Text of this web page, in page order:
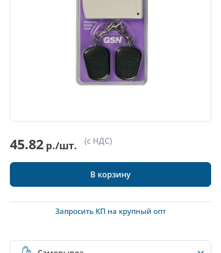
45.82 р./шт. (с НДС)
В корзину
Запросить КП на крупный опт